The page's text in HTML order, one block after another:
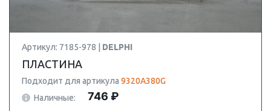
Артикул: 7185-978 | DELPHI
ПЛАСТИНА
Подходит для артикула 9320A380G
Наличные:
746 ₽